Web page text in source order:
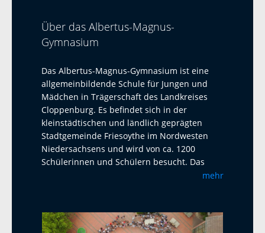
Über das Albertus-Magnus-
Gymnasium
Das Albertus-Magnus-Gymnasium ist eine
allgemeinbildende Schule für Jungen und
Mädchen in Trägerschaft des Landkreises
Cloppenburg. Es befindet sich in der
kleinstädtischen und ländlich geprägten
Stadtgemeinde Friesoythe im Nordwesten
Niedersachsens und wird von ca. 1200
Schülerinnen und Schülern besucht. Das
Albertus-Magnus-Gymnasium ist eine offene
La Réunion. Seit 2023 haben wir einen
Austausch mit dem Harens Lyceum bei
mehr